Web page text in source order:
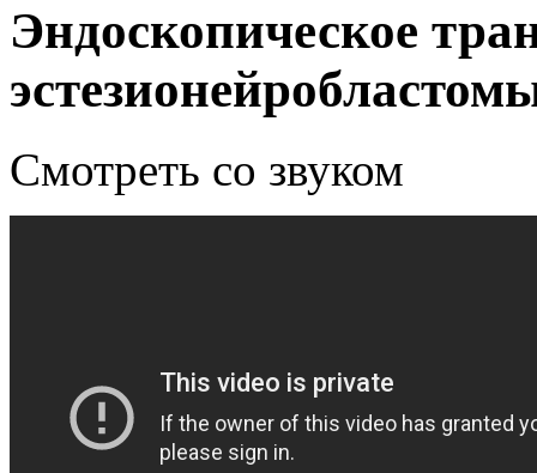
Эндоскопическое
Смотреть со звуком